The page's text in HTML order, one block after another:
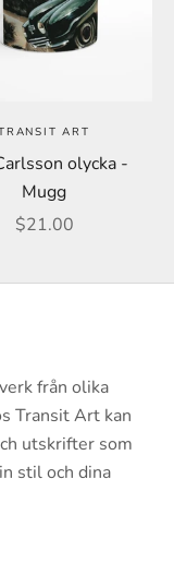
ART
olycka -
Mugg
REA-pris
$21.00
från olika
Transit Art kan
utskrifter som
stil och dina